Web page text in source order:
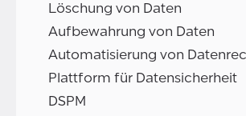
Löschung von Daten
Aufbewahrung von Daten
Automatisierung von
Plattform für Datensicherheit
DSPM